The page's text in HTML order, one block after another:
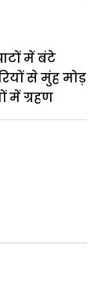
में बंटे
से मुंह मोड़
में ग्रहण